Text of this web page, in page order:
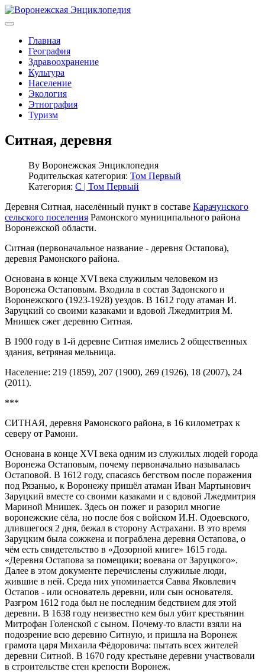
Главная
География
Здравоохранение
Культура
Население
Экология
Этнография
Туризм
Ситная, деревня
By Воронежская Энциклопедия
Родительская категория: Том Первый
Категория: С | Том Первый
Деревня Ситная, населённый пункт в составе Карачунского
сельского поселения Рамонского муниципального района
Воронежской области.
Ситная (первоначальное название - деревня Остапова),
деревня Рамонского района.
Основана в конце XVI века служилым человеком из
Воронежа Остаповым. Входила в состав Задонского и
Воронежского (1923-1928) уездов. В 1612 году атаман И.
Заруцкий со своими казаками и вдовой Лжедмитрия М.
Мнишек сжег деревню Ситная.
В 1900 году в 1-й деревне Ситная имелись 2 общественных
здания, ветряная мельница.
Население: 219 (1859), 207 (1900), 269 (1926), 18 (2007), 24
(2011).
***
СИТНАЯ, деревня Рамонского района, в 16 километрах к
северу от Рамони.
Основана в конце XVI века одним из служилых людей города
Воронежа Остаповым, почему первоначально называлась
Остаповой. В 1612 году, спасаясь бегством после поражения
под Рязанью, к Воронежу пришёл атаман Иван Мартынович
Заруцкий вместе со своими казаками и с вдовой Лжедмитрия
Мариной Мнишек. Здесь он пожег и разорил многие
воронежские сёла, но после боя с войском И.Н. Одоевского,
длившегося 2 дня, бежал в сторону Астрахани. В это время
Заруцким была сожжена и пограблена деревня Остапова, о
чём есть свидетельство в «Дозорной книге» 1615 года.
«Деревня Остапова за помещики; воевана от Заруцкого».
Далее в этом документе перечислены служилые люди,
жившие в ней. Среда них упоминается Савва Яковлевич
Остапов - или основатель деревни, или сын основателя.
Разгром 1612 года был не последним бедствием для этой
деревни. В 1638 году неизвестно кем был убит крестьянин
Митрофан Голенской с сыном. Почему-то власти взяли на
подозрение всю деревню Ситную, и пришла на Воронеж
грамота царя Михаила Фёдоровича: пытать всех жителей
деревни Ситной. В 1670 году крестьяне деревни участвовали
в строительстве стен крепости Воронеж.